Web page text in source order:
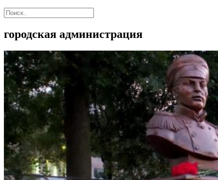
городская администрация